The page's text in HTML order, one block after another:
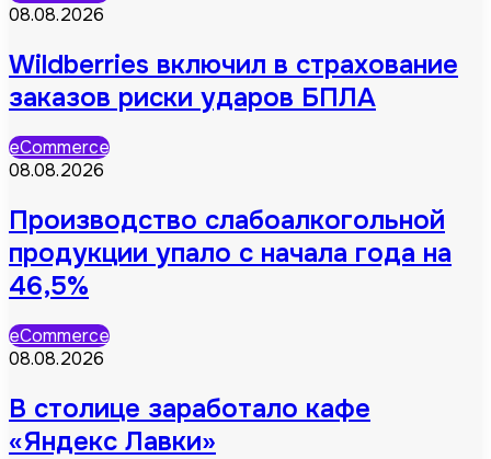
08.08.2026
Wildberries включил в страхование
заказов риски ударов БПЛА
eCommerce
08.08.2026
Производство слабоалкогольной
продукции упало с начала года на
46,5%
eCommerce
08.08.2026
В столице заработало кафе
«Яндекс Лавки»